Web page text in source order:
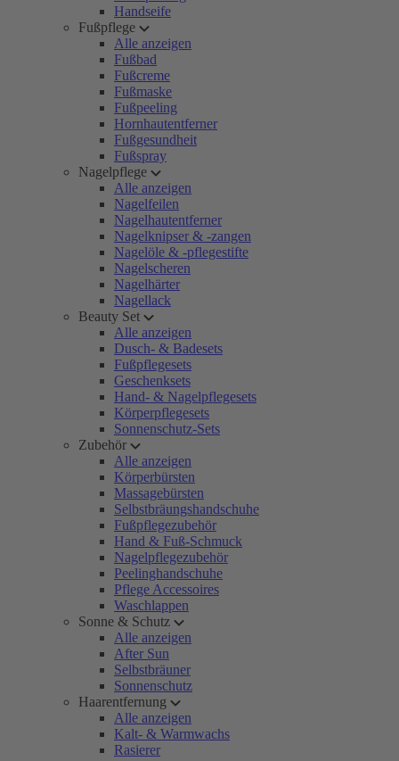
Handseife
Fußpflege
Alle anzeigen
Fußbad
Fußcreme
Fußmaske
Fußpeeling
Hornhautentferner
Fußgesundheit
Fußspray
Nagelpflege
Alle anzeigen
Nagelfeilen
Nagelhautentferner
Nagelknipser & -zangen
Nagelöle & -pflegestifte
Nagelscheren
Nagelhärter
Nagellack
Beauty Set
Alle anzeigen
Dusch- & Badesets
Fußpflegesets
Geschenksets
Hand- & Nagelpflegesets
Körperpflegesets
Sonnenschutz-Sets
Zubehör
Alle anzeigen
Körperbürsten
Massagebürsten
Selbstbräungshandschuhe
Fußpflegezubehör
Hand & Fuß-Schmuck
Nagelpflegezubehör
Peelinghandschuhe
Pflege Accessoires
Waschlappen
Sonne & Schutz
Alle anzeigen
After Sun
Selbstbräuner
Sonnenschutz
Haarentfernung
Alle anzeigen
Kalt- & Warmwachs
Rasierer